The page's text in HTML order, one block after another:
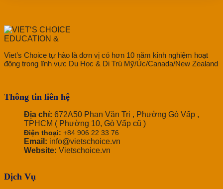
Viet’s Choice tự hào là đơn vị có hơn 10 năm kinh nghiệm hoạt
động trong lĩnh vực Du Học & Di Trú Mỹ/Úc/Canada/New Zealand
Thông tin liên hệ
Địa chỉ: 672A50 Phan Văn Trị , Phường Gò Vấp ,
TPHCM ( Phường 10, Gò Vấp cũ )
Điện thoại: +84 906 22 33 76
Email: info@vietschoice.vn
Website: Vietschoice.vn
Dịch Vụ